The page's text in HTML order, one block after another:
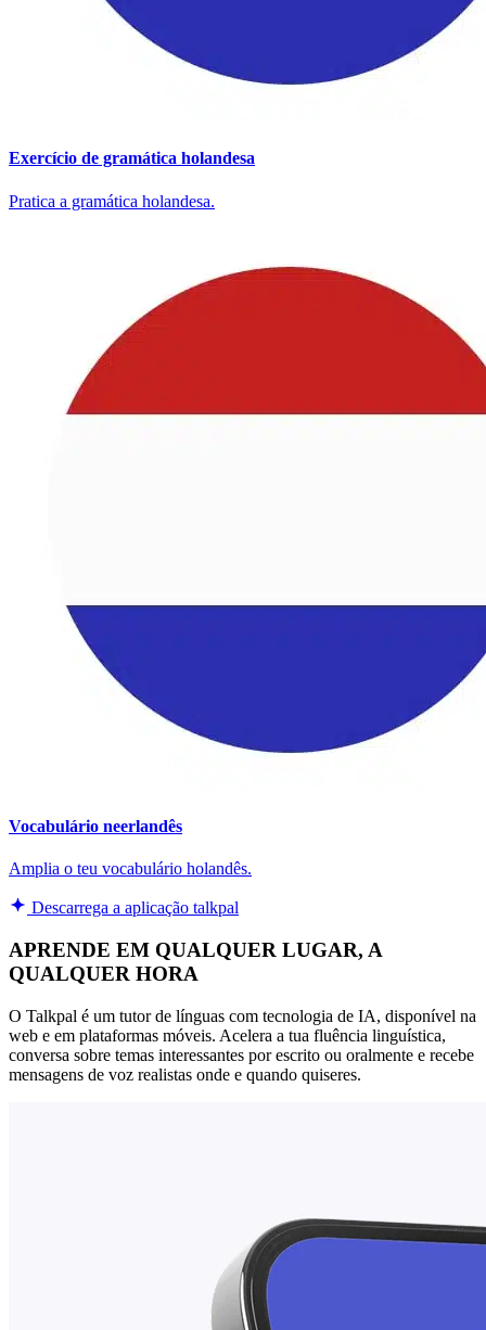
Exercício de gramática holandesa
Pratica a gramática holandesa.
Vocabulário neerlandês
Amplia o teu vocabulário holandês.
Descarrega a aplicação talkpal
APRENDE EM QUALQUER LUGAR, A
QUALQUER HORA
O Talkpal é um tutor de línguas com tecnologia de IA, disponível na
web e em plataformas móveis. Acelera a tua fluência linguística,
conversa sobre temas interessantes por escrito ou oralmente e recebe
mensagens de voz realistas onde e quando quiseres.